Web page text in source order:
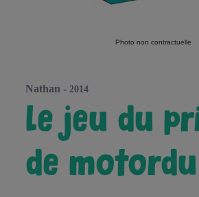
Photo non contractuelle
nathan - 2014
le jeu du prince
de motordu